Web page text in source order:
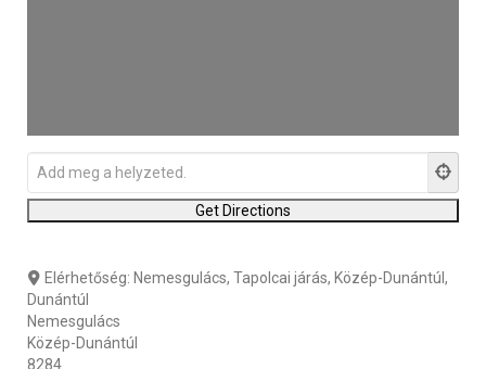
Elérhetőség: Nemesgulács, Tapolcai járás, Közép-Dunántúl,
Dunántúl
Nemesgulács
Közép-Dunántúl
8284